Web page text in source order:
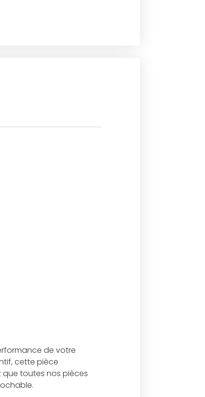
de votre
cette pièce
que toutes nos pièces